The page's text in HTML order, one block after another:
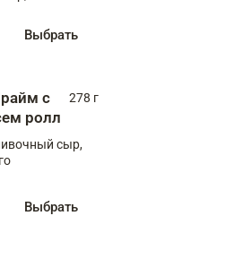
Выбрать
с
ролл
278 г
сыр,
Выбрать